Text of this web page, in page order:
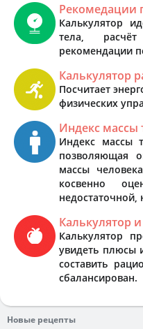
Рекомедации
Калькулятор
тела, расчёт
рекомендации
Калькулятор
Посчитает
физических
Индекс массы
Индекс массы
позволяющая
массы
косвенно
Калькулятор
Калькулятор
увидеть плюсы
составить
сбалансирован.
Новые рецепты